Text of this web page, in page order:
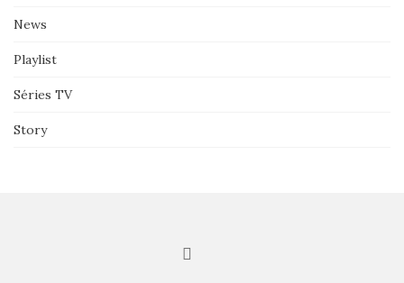
News
Playlist
Séries TV
Story